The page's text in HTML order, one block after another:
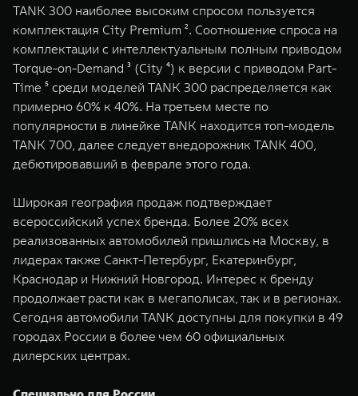
TANK 300 наиболее высоким спросом пользуется
комплектация City Premium ². Соотношение спроса на
комплектации с интеллектуальным полным приводом
Torque-on-Demand ³ (City ⁴) к версии с приводом Part-
Time ⁵ среди моделей TANK 300 распределяется как
примерно 60% к 40%. На третьем месте по
популярности в линейке TANK находится топ-модель
TANK 700, далее следует внедорожник TANK 400,
дебютировавший в феврале этого года.
Широкая география продаж подтверждает
всероссийский успех бренда. Более 20% всех
реализованных автомобилей пришлись на Москву, в
лидерах также Санкт-Петербург, Екатеринбург,
Краснодар и Нижний Новгород. Интерес к бренду
продолжает расти как в мегаполисах, так и в регионах.
Сегодня автомобили TANK доступны для покупки в 49
городах России в более чем 60 официальных
дилерских центрах.